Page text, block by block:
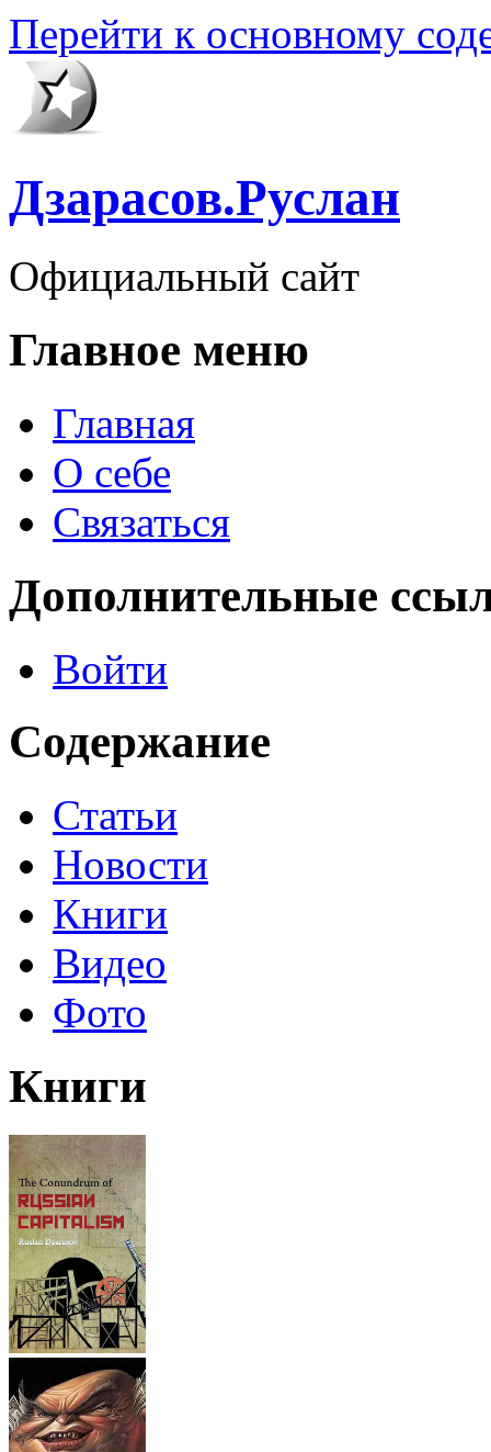
Перейти к основному
Дзарасов.Руслан
Официальный сайт
Главное меню
Главная
О себе
Связаться
Дополнительные
Войти
Содержание
Статьи
Новости
Книги
Видео
Фото
Книги